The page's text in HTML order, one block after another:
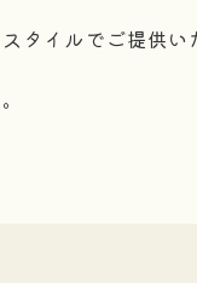
タイルでご提供